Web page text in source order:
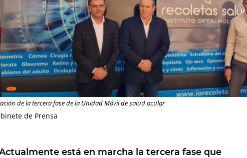
de la tercera fase de la Unidad Móvil de salud ocular
de Prensa
está en marcha la tercera fase que